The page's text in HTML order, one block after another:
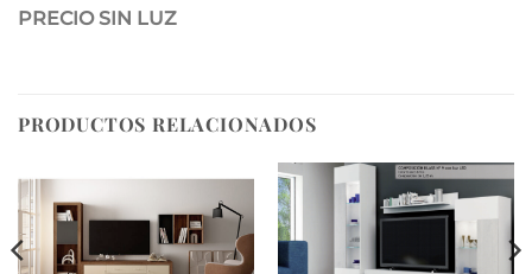
PRECIO SIN LUZ
PRODUCTOS RELACIONADOS